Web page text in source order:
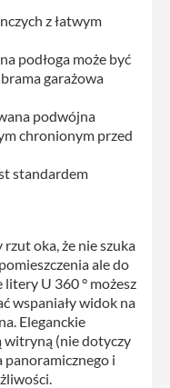
z łatwym
podłoga może być
garażowa
podwójna
chronionym przed
standardem
oka, że ​​nie szuka
ale do
litery U 360 ° możesz
wspaniały widok na
Eleganckie
witryną (nie dotyczy
panoramicznego i